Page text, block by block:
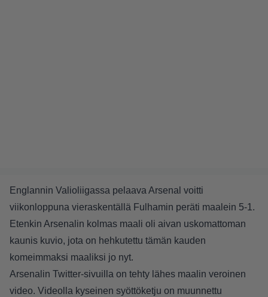
Englannin Valioliigassa pelaava Arsenal voitti
viikonloppuna vieraskentällä Fulhamin peräti maalein 5-1.
Etenkin Arsenalin kolmas maali oli aivan uskomattoman
kaunis kuvio, jota on hehkutettu tämän kauden
komeimmaksi maaliksi jo nyt.
Arsenalin Twitter-sivuilla on tehty lähes maalin veroinen
video. Videolla kyseinen syöttöketju on muunnettu